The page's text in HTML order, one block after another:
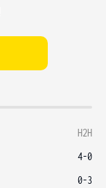
H2H
4-0
0-3